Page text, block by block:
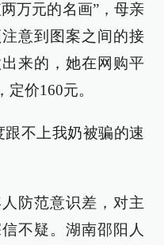
万元的名画”，母亲
意到图案之间的接
来的，她在网购平
价160元。
不上我奶被骗的速
防范意识差，对主
不疑。湖南邵阳人